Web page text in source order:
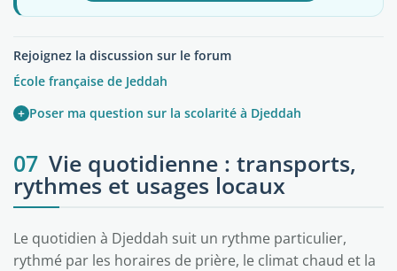
Rejoignez la discussion sur le forum
École française de Jeddah
+ Poser ma question sur la scolarité à Djeddah
07 Vie quotidienne : transports,
rythmes et usages locaux
Le quotidien à Djeddah suit un rythme particulier,
rythmé par les horaires de prière, le climat chaud et la